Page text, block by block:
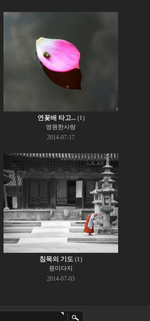
연꽃배 타고... (1)
영원한사랑
2014-07-17
침묵의 기도 (1)
원미다지
2014-07-03